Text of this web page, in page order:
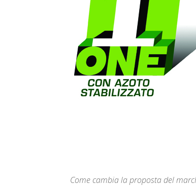
Come cambia la proposta del